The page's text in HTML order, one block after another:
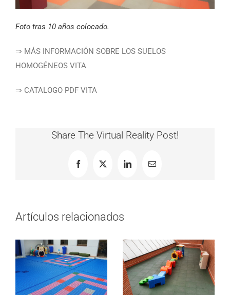
Foto tras 10 años colocado.
⇒ MÁS INFORMACIÓN SOBRE LOS SUELOS
HOMOGÉNEOS VITA
⇒ CATALOGO PDF VITA
Share The Virtual Reality Post!
Facebook
X LinkedInCorreo
Artículos relacionados